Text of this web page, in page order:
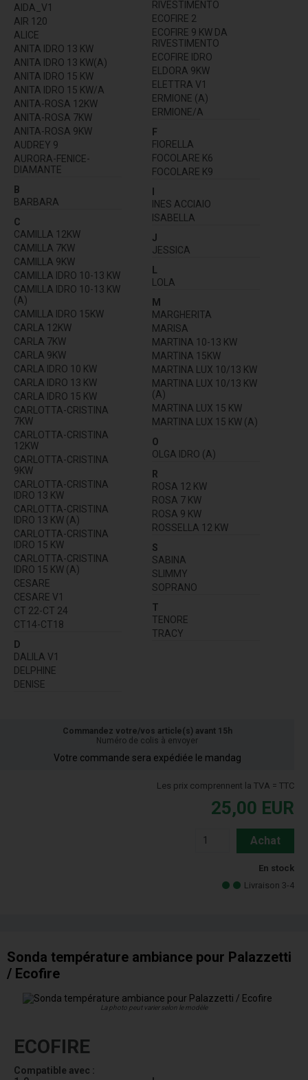
AIDA_V1
AIR 120
ALICE
ANITA IDRO 13 KW
ANITA IDRO 13 KW(A)
ANITA IDRO 15 KW
ANITA IDRO 15 KW/A
ANITA-ROSA 12KW
ANITA-ROSA 7KW
ANITA-ROSA 9KW
AUDREY 9
AURORA-FENICE-
DIAMANTE
B
BARBARA
C
CAMILLA 12KW
CAMILLA 7KW
CAMILLA 9KW
CAMILLA IDRO 10-13 KW
CAMILLA IDRO 10-13 KW
(A)
CAMILLA IDRO 15KW
CARLA 12KW
CARLA 7KW
CARLA 9KW
CARLA IDRO 10 KW
CARLA IDRO 13 KW
CARLA IDRO 15 KW
CARLOTTA-CRISTINA
7KW
CARLOTTA-CRISTINA
12KW
CARLOTTA-CRISTINA
9KW
CARLOTTA-CRISTINA
IDRO 13 KW
CARLOTTA-CRISTINA
IDRO 13 KW (A)
CARLOTTA-CRISTINA
IDRO 15 KW
CARLOTTA-CRISTINA
IDRO 15 KW (A)
CESARE
CESARE V1
CT 22-CT 24
CT14-CT18
D
DALILA V1
DELPHINE
DENISE
RIVESTIMENTO
ECOFIRE 2
ECOFIRE 9 KW DA
RIVESTIMENTO
ECOFIRE IDRO
ELDORA 9KW
ELETTRA V1
ERMIONE (A)
ERMIONE/A
F
FIORELLA
FOCOLARE K6
FOCOLARE K9
INES ACCIAIO
ISABELLA
J
JESSICA
L
LOLA
M
MARGHERITA
MARISA
MARTINA 10-13 KW
MARTINA 15KW
MARTINA LUX 10/13 KW
MARTINA LUX 10/13 KW
(A)
MARTINA LUX 15 KW
MARTINA LUX 15 KW (A)
O
OLGA IDRO (A)
R
ROSA 12 KW
ROSA 7 KW
ROSA 9 KW
ROSSELLA 12 KW
S
SABINA
SLIMMY
SOPRANO
T
TENORE
TRACY
Commandez votre/vos article(s) avant 15h
Numéro de colis à envoyer
Votre commande sera expédiée le mandag
Les prix comprennent la TVA = TTC
25,00 EUR
Achat
En stock
Livraison 3-4
Sonda température ambiance pour Palazzetti
/ Ecofire
La photo peut varier selon le modèle
ECOFIRE
Compatible avec :